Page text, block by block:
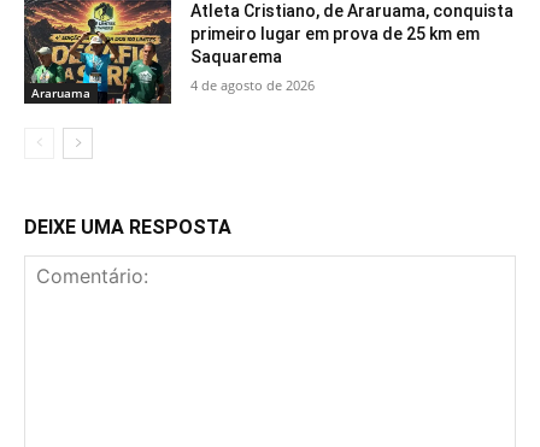
Araruama
Atleta Cristiano, de Araruama, conquista
primeiro lugar em prova de 25 km em
Saquarema
4 de agosto de 2026
DEIXE UMA RESPOSTA